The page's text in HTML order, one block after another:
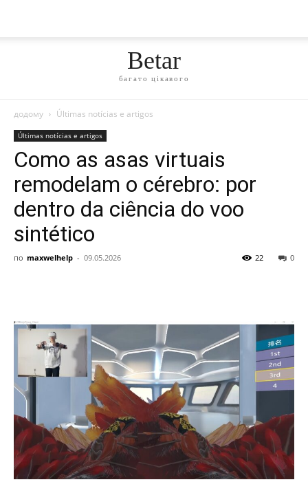
Betar
багато цікавого
додому Últimas notícias e artigos
Últimas notícias e artigos
Como as asas virtuais
remodelam o cérebro: por
dentro da ciência do voo
sintético
по maxwelhelp - 09.05.2026 0
22